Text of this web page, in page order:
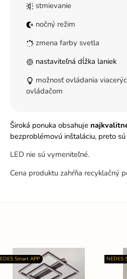
stmievanie
nočný režim
zmena farby svetla
nastaviteľná dĺžka laniek
možnosť ovládania
ovládačom
Široká ponuka obsahuje
bezproblémovú inštaláciu, preto
LED nie sú vymeniteľné.
Cena produktu zahŕňa recyklačný
Smart APP NEDES